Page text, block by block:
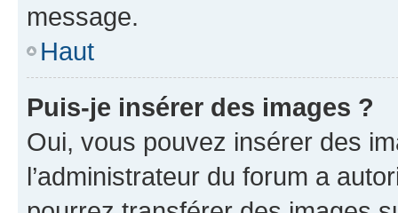
message.
Haut
Puis-je insérer des images ?
Oui, vous pouvez insérer des
l’administrateur du forum a